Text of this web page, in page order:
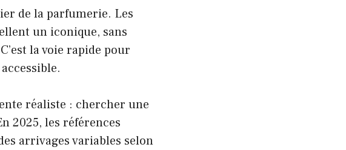
de la parfumerie. Les
un iconique, sans
la voie rapide pour
réaliste : chercher une
2025, les références
arrivages variables selon